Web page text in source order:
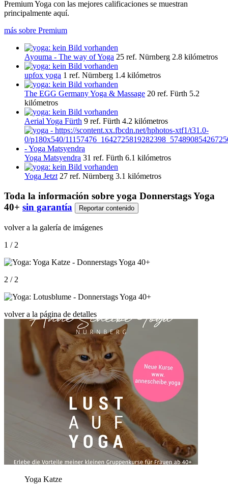
Premium Yoga con las mejores calificaciones se muestran
principalmente aquí.
más sobre Premium
Ayouma - The way of Yoga 25 ref. Nürnberg 2.8 kilómetros
upfox yoga 1 ref. Nürnberg 1.4 kilómetros
The EGG Germany Yoga & Massage 20 ref. Fürth 5.2
kilómetros
Aerial Yoga Fürth 9 ref. Fürth 4.2 kilómetros
Yoga Matsyendra 31 ref. Fürth 6.1 kilómetros
Yoga Jetzt 27 ref. Nürnberg 3.1 kilómetros
Toda la información sobre yoga Donnerstags Yoga
40+ sin garantía Reportar contenido
volver a la galería de imágenes
1 / 2
2 / 2
volver a la página de detalles
Yoga Katze